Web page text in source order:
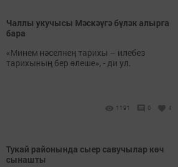
Чаллы укучысы Мәскәүгә бүләк алырга
бара
«Минем нәселнең тарихы – илебез
тарихының бер өлеше», - ди ул.
1191 0 4
Тукай районында сыер савучылар көч
сынашты